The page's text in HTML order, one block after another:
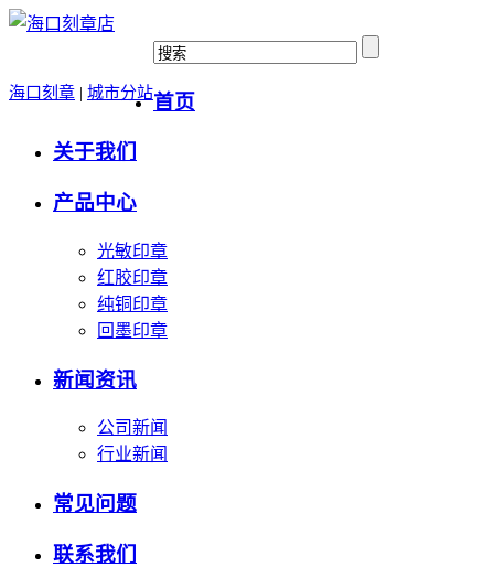
海口刻章 | 城市分站首页
关于我们
产品中心
光敏印章
红胶印章
纯铜印章
回墨印章
新闻资讯
公司新闻
行业新闻
常见问题
联系我们